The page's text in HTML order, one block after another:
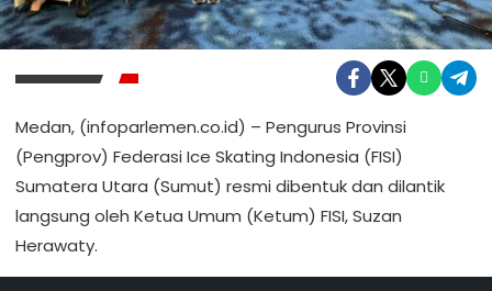
Medan, (infoparlemen.co.id) – Pengurus Provinsi
(Pengprov) Federasi Ice Skating Indonesia (FISI)
Sumatera Utara (Sumut) resmi dibentuk dan dilantik
langsung oleh Ketua Umum (Ketum) FISI, Suzan
Herawaty.